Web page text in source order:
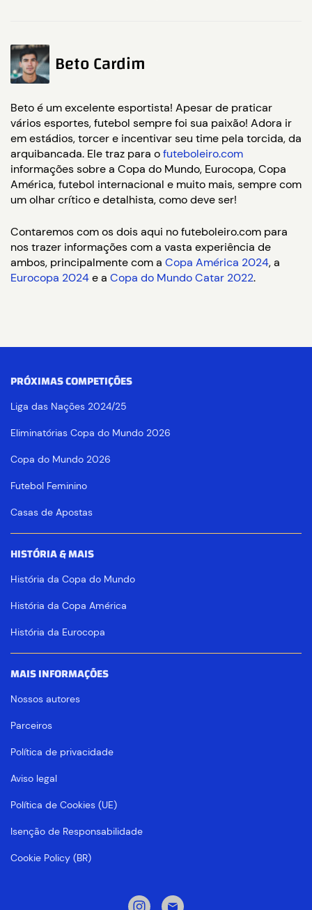
Beto Cardim
Beto é um excelente esportista! Apesar de praticar
vários esportes, futebol sempre foi sua paixão! Adora ir
em estádios, torcer e incentivar seu time pela torcida, da
arquibancada. Ele traz para ofuteboleiro.com
informações sobre a Copa do Mundo, Eurocopa, Copa
América, futebol internacional e muito mais, sempre com
um olhar crítico e detalhista, como deve ser!
Contaremos com os dois aqui no futeboleiro.com para
nos trazer informações com a vasta experiência de
ambos, principalmente com a Copa América 2024, a
Eurocopa 2024e a Copa do Mundo Catar 2022.
PRÓXIMAS COMPETIÇÕES
Liga das Nações 2024/25
Eliminatórias Copa do Mundo 2026
Copa do Mundo 2026
Futebol Feminino
Casas de Apostas
HISTÓRIA & MAIS
História da Copa do Mundo
História da Copa América
História da Eurocopa
MAIS INFORMAÇÕES
Nossos autores
Parceiros
Política de privacidade
Aviso legal
Política de Cookies (UE)
Isenção de Responsabilidade
Cookie Policy (BR)